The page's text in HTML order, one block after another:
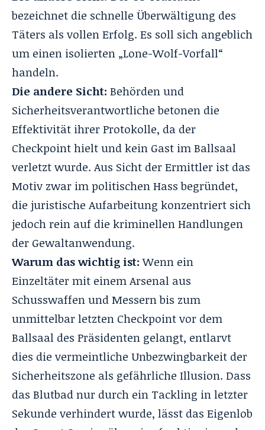
bezeichnet die schnelle Überwältigung des
Täters als vollen Erfolg. Es soll sich angeblich
um einen isolierten „Lone-Wolf-Vorfall“
handeln.
Die andere Sicht: Behörden und
Sicherheitsverantwortliche betonen die
Effektivität ihrer Protokolle, da der
Checkpoint hielt und kein Gast im Ballsaal
verletzt wurde. Aus Sicht der Ermittler ist das
Motiv zwar im politischen Hass begründet,
die juristische Aufarbeitung konzentriert sich
jedoch rein auf die kriminellen Handlungen
der Gewaltanwendung.
Warum das wichtig ist:Wenn ein
Einzeltäter mit einem Arsenal aus
Schusswaffen und Messern bis zum
unmittelbar letzten Checkpoint vor dem
Ballsaal des Präsidenten gelangt, entlarvt
dies die vermeintliche Unbezwingbarkeit der
Sicherheitszone als gefährliche Illusion. Dass
das Blutbad nur durch ein Tackling in letzter
Sekunde verhindert wurde, lässt das Eigenlob